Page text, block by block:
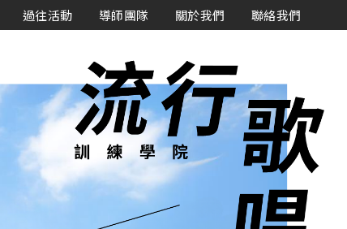
過往活動 導師團隊 關於我們 聯絡我們